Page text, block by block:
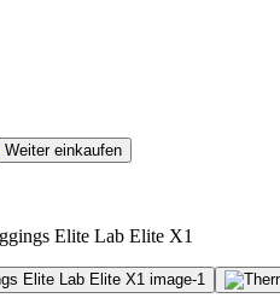
Weiter einkaufen
Elite Lab Elite X1